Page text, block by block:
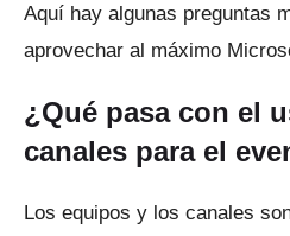
Aquí hay algunas preguntas
aprovechar al máximo
¿Qué pasa con el
canales para el
Los equipos y los canales